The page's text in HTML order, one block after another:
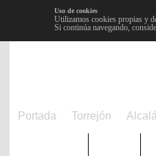
Uso de cookies
Utilizamos cookies propias y
Si continúa navegando,
Portada Torrejón Alcalá